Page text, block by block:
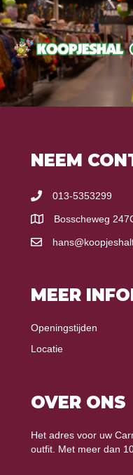
NEEM
013-5353299
Bosscheweg
MEER
Openingstijden
Locatie
OVER ONS
Het adres voor uw
outfit. Met meer dan